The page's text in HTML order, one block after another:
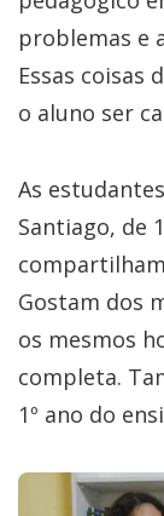
problemas e
Essas coisas
o aluno ser
As
Santiago, de
Gostam dos
os mesmos
completa.
1º ano do